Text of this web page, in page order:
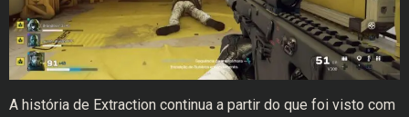
A história de Extraction continua a partir do que foi visto com